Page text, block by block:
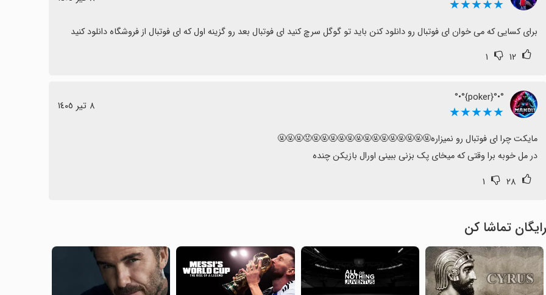
★★★★★
برای کسایی که می خوان ای فوتبال رو دانلود کنن باید تو گوگل سرچ کنید ای فوتبال بعد رو گزینه اول که ای فوتبال از فروشگاه دانلود کنید
۱۲ ۱
°•°{poker}°•°
★★★★★ ٨ تیر ١٤٠٥
در مل خوبه برا وقتی که میخای پک بزنی ببینی اورال بازیکن چنده
۲۸ ۱
رایگان تماشا کن